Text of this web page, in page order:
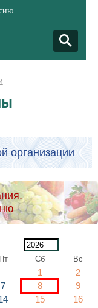
организации
Пт Сб Вс
1
2
7 8
9
15
16